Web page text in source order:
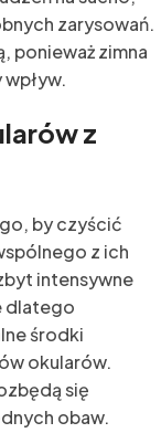
zarysowań.
ponieważ zimna
z
by czyścić
z ich
intensywne
dlatego
środki
okularów.
się
obaw.